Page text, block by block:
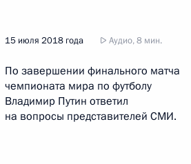
15 июля 2018 года Аудио, 8 мин.
По завершении финального матча
чемпионата мира по футболу
Владимир Путин ответил
на вопросы представителей СМИ.